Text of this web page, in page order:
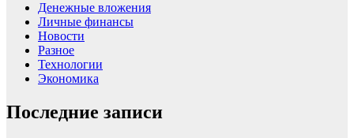
Денежные вложения
Личные финансы
Новости
Разное
Технологии
Экономика
Последние записи